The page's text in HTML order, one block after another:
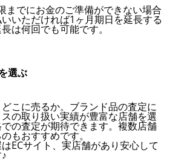
までにお金のご準備ができない場合
いただければ1ヶ月期日を延長する
は何回でも可能です。
選ぶ
こに売るか。ブランド品の査定に
の取り扱い実績が豊富な店舗を選
の査定が期待できます。複数店舗
もおすすめです。
ECサイト、実店舗があり安心して